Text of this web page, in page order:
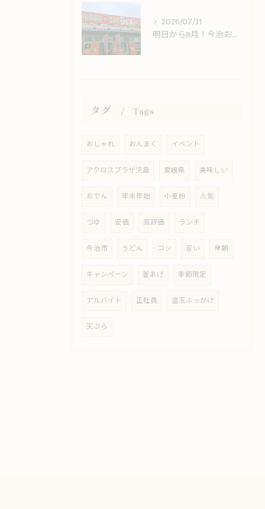
2026/07/31
明日から8月！今治おんまく＆8月限定LINEクーポンスタートのお知らせ
タグ Tags
おしゃれ おんまく イベント
アクロスプラザ児島 愛媛県 美味しい
おでん 年末年始 小麦粉 人気
つゆ 安価 高評価 ランチ
今治市 うどん コシ 安い 早朝
キャンペーン 釜あげ 季節限定
アルバイト 正社員 温玉ぶっかけ
天ぷら